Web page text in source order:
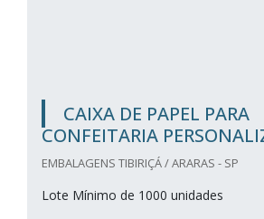
CAIXA DE PAPEL PARA
CONFEITARIA
EMBALAGENS TIBIRIÇÁ / ARARAS - SP
Lote Mínimo de 1000 unidades